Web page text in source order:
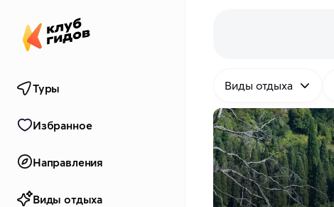
Туры
Избранное
Направления
Виды отдыха
Виды отдыха